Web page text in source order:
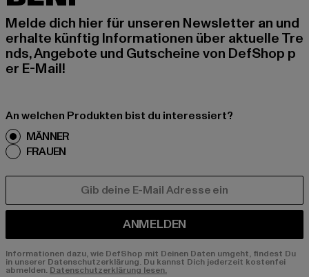
Melde dich hier für unseren Newsletter an und
erhalte künftig Informationen über aktuelle Tre
nds, Angebote und Gutscheine von DefShop p
er E-Mail!
An welchen Produkten bist du interessiert?
MÄNNER
FRAUEN
ANMELDEN
Informationen dazu, wie DefShop mit Deinen Daten umgeht, findest Du
in unserer Datenschutzerklärung. Du kannst Dich jederzeit kostenfei
abmelden. Datenschutzerklärung lesen.